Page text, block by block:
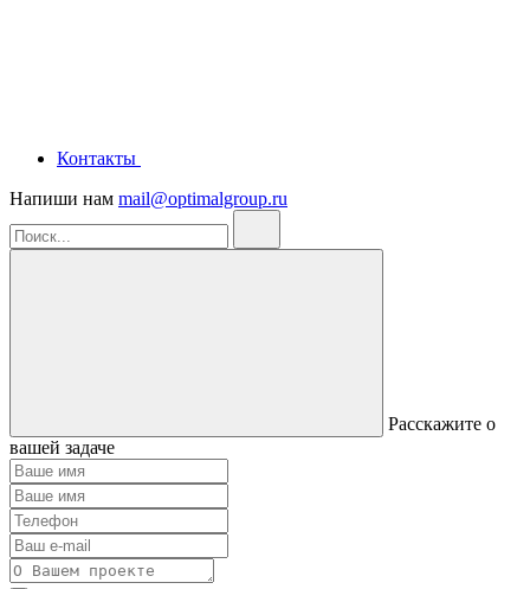
Контакты
Напиши нам mail@optimalgroup.ru
Расскажите о
вашей задаче